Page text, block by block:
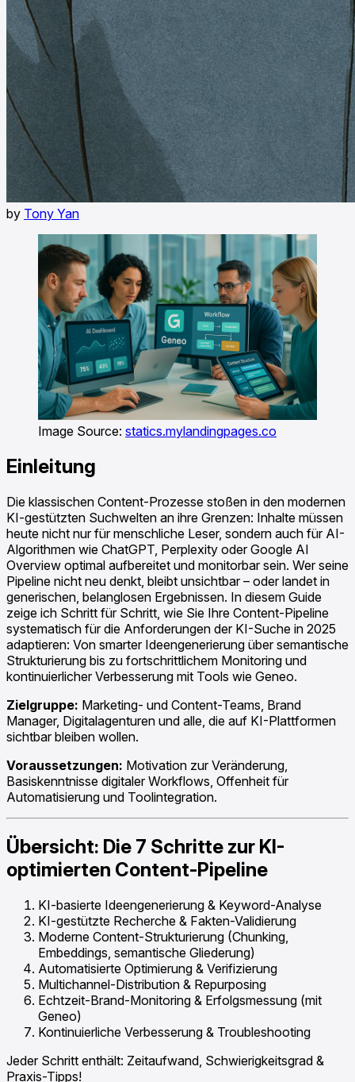
by Tony Yan
Image Source: statics.mylandingpages.co
Einleitung
Die klassischen Content-Prozesse stoßen in den modernen
KI-gestützten Suchwelten an ihre Grenzen: Inhalte müssen
heute nicht nur für menschliche Leser, sondern auch für AI-
Algorithmen wie ChatGPT, Perplexity oder Google AI
Overview optimal aufbereitet und monitorbar sein. Wer seine
Pipeline nicht neu denkt, bleibt unsichtbar – oder landet in
generischen, belanglosen Ergebnissen. In diesem Guide
zeige ich Schritt für Schritt, wie Sie Ihre Content-Pipeline
systematisch für die Anforderungen der KI-Suche in 2025
adaptieren: Von smarter Ideengenerierung über semantische
Strukturierung bis zu fortschrittlichem Monitoring und
kontinuierlicher Verbesserung mit Tools wie Geneo.
Zielgruppe: Marketing- und Content-Teams, Brand
Manager, Digitalagenturen und alle, die auf KI-Plattformen
sichtbar bleiben wollen.
Voraussetzungen: Motivation zur Veränderung,
Basiskenntnisse digitaler Workflows, Offenheit für
Automatisierung und Toolintegration.
Übersicht: Die 7 Schritte zur KI-
optimierten Content-Pipeline
KI-basierte Ideengenerierung & Keyword-Analyse
KI-gestützte Recherche & Fakten-Validierung
Moderne Content-Strukturierung (Chunking,
Embeddings, semantische Gliederung)
Automatisierte Optimierung & Verifizierung
Multichannel-Distribution & Repurposing
Echtzeit-Brand-Monitoring & Erfolgsmessung (mit
Geneo)
Kontinuierliche Verbesserung & Troubleshooting
Jeder Schritt enthält: Zeitaufwand, Schwierigkeitsgrad &
Praxis-Tipps!